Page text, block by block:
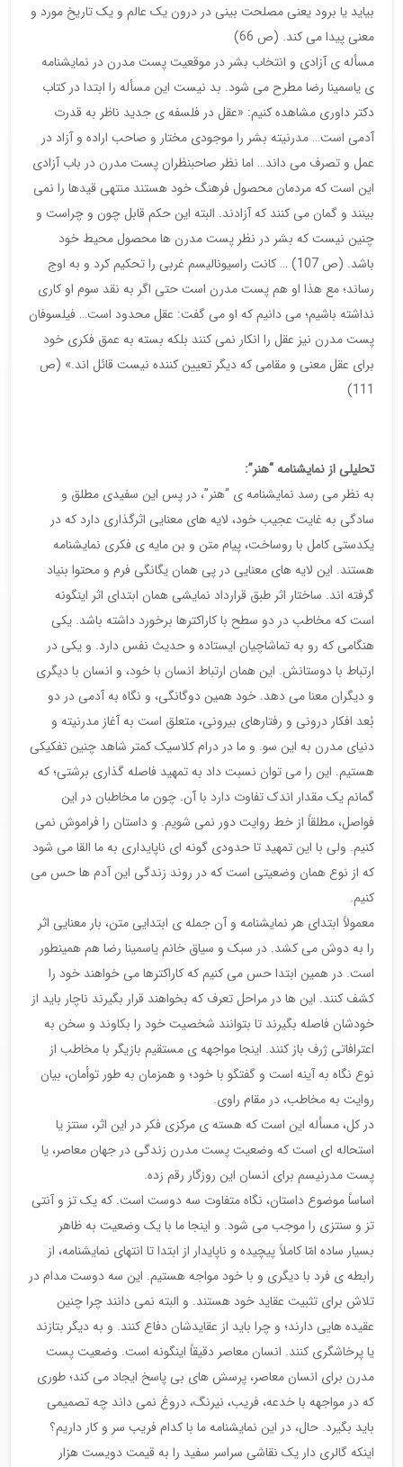
بیاید یا برود یعنی مصلحت بینی در درون یک عالم و یک تاریخ مورد و
معنی پیدا می کند. (ص 66)
مسأله ی آزادی و انتخاب بشر در موقعیت پست مدرن در نمایشنامه
ی یاسمینا رضا مطرح می شود. بد نیست این مسأله را ابتدا در کتاب
دکتر داوری مشاهده کنیم: «عقل در فلسفه ی جدید ناظر به قدرت
آدمی است… مدرنیته بشر را موجودی مختار و صاحب اراده و آزاد در
عمل و تصرف می داند… اما نظر صاحبنظران پست مدرن در باب آزادی
این است که مردمان محصول فرهنگ خود هستند منتهی قیدها را نمی
بینند و گمان می کنند که آزادند. البته این حکم قابل چون و چراست و
چنین نیست که بشر در نظر پست مدرن ها محصول محیط خود
باشد. (ص 107) … کانت راسیونالیسم غربی را تحکیم کرد و به اوج
رساند؛ مع هذا او هم پست مدرن است حتی اگر به نقد سوم او کاری
نداشته باشیم؛ می دانیم که او می گفت: عقل محدود است… فیلسوفان
پست مدرن نیز عقل را انکار نمی کنند بلکه بسته به عمق فکری خود
برای عقل معنی و مقامی که دیگر تعیین کننده نیست قائل اند.» (ص
111)
تحلیلی از نمایشنامه “هنر”:
به نظر می رسد نمایشنامه ی “هنر”، در پس این سفیدی مطلق و
سادگی به غایت عجیب خود، لایه های معنایی اثرگذاری دارد که در
یکدستی کامل با روساخت، پیام متن و بن مایه ی فکری نمایشنامه
هستند. این لایه های معنایی در پی همان یگانگی فرم و محتوا بنیاد
گرفته اند. ساختار اثر طبق قرارداد نمایشی همان ابتدای اثر اینگونه
است که مخاطب در دو سطح با کاراکترها برخورد داشته باشد. یکی
هنگامی که رو به تماشاچیان ایستاده و حدیث نفس دارد. و یکی در
ارتباط با دوستانش. این همان ارتباط انسان با خود، و انسان با دیگری
و دیگران معنا می دهد. خود همین دوگانگی، و نگاه به آدمی در دو
بُعد افکار درونی و رفتارهای بیرونی، متعلق است به آغاز مدرنیته و
دنیای مدرن به این سو. و ما در درام کلاسیک کمتر شاهد چنین تفکیکی
هستیم. این را می توان نسبت داد به تمهید فاصله گذاری برشتی؛ که
گمانم یک مقدار اندک تفاوت دارد با آن. چون ما مخاطبان در این
فواصل، مطلقاً از خط روایت دور نمی شویم. و داستان را فراموش نمی
کنیم. ولی با این تمهید تا حدودی گونه ای ناپایداری به ما القا می شود
که از نوع همان وضعیتی است که در روند زندگی این آدم ها حس می
کنیم.
معمولاً ابتدای هر نمایشنامه و آن جمله ی ابتدایی متن، بار معنایی اثر
را به دوش می کشد. در سبک و سیاق خانم یاسمینا رضا هم همینطور
است. در همین ابتدا حس می کنیم که کاراکترها می خواهند خود را
کشف کنند. این ها در مراحل تعرف که بخواهند قرار بگیرند ناچار باید از
خودشان فاصله بگیرند تا بتوانند شخصیت خود را بکاوند و سخن به
اعترافاتی ژرف باز کنند. اینجا مواجهه ی مستقیم بازیگر با مخاطب از
نوع نگاه به آینه است و گفتگو با خود؛ و همزمان به طور توأمان، بیان
روایت به مخاطب، در مقام راوی.
در کل، مسأله این است که هسته ی مرکزی فکر در این اثر، سنتز یا
استحاله ای است که وضعیت پست مدرن زندگی در جهان معاصر، یا
پست مدرنیسم برای انسان این روزگار رقم زده.
اساساً موضوع داستان، نگاه متفاوت سه دوست است. که یک تز و آنتی
تز و سنتزی را موجب می شود. و اینجا ما با یک وضعیت به ظاهر
بسیار ساده امّا کاملاً پیچیده و ناپایدار از ابتدا تا انتهای نمایشنامه، از
رابطه ی فرد با دیگری و با خود مواجه هستیم. این سه دوست مدام در
تلاش برای تثبیت عقاید خود هستند. و البته نمی دانند چرا چنین
عقیده هایی دارند؛ و چرا باید از عقایدشان دفاع کنند. و به دیگر بتازند
یا پرخاشگری کنند. انسان معاصر دقیقاً اینگونه است. وضعیت پست
مدرن برای انسان معاصر، پرسش های بی پاسخ ایجاد می کند؛ طوری
که در مواجهه با خدعه، فریب، نیرنگ، دروغ نمی داند چه تصمیمی
باید بگیرد. حال، در این نمایشنامه ما با کدام فریب سر و کار داریم؟
اینکه گالری دار یک نقاشی سراسر سفید را به قیمت دویست هزار